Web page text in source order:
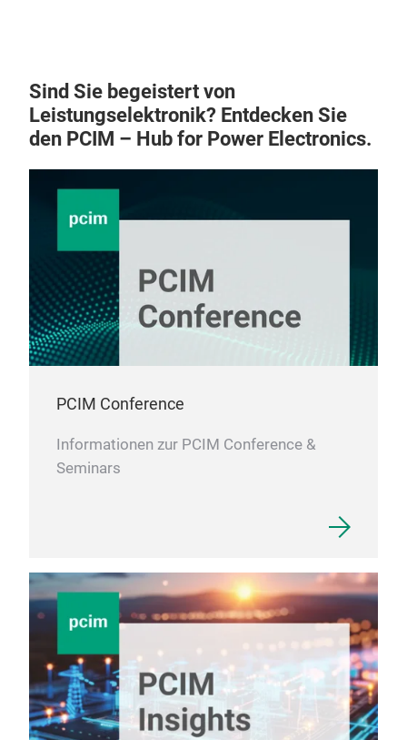
Sind Sie begeistert von
Leistungselektronik? Entdecken Sie
den PCIM – Hub for Power Electronics.
PCIM Conference
Informationen zur PCIM Conference &
Seminars